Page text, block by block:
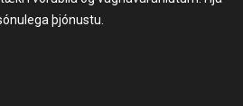
þjónustu.